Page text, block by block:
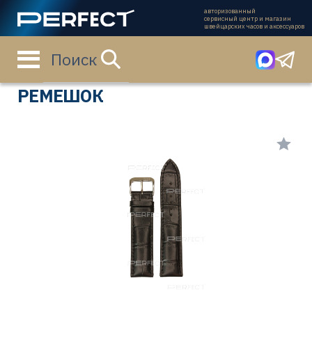
авторизованный
сервисный центр и магазин
швейцарских часов и аксессуаров
Поиск
Главная страница Каталог
РЕМЕШОК